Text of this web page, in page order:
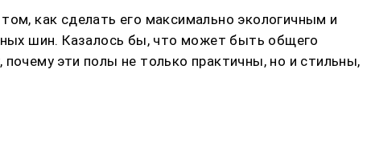
как сделать его максимально экологичным и
шин. Казалось бы, что может быть общего
эти полы не только практичны, но и стильны,